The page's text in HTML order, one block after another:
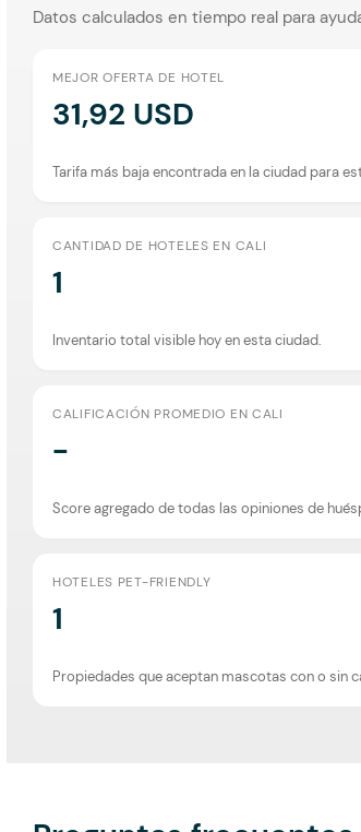
Datos calculados en tiempo real para
MEJOR OFERTA DE HOTEL
31,92 USD
Tarifa más baja encontrada en la ciudad para
CANTIDAD DE HOTELES EN CALI
1
Inventario total visible hoy en esta ciudad.
CALIFICACIÓN PROMEDIO EN CALI
-
Score agregado de todas las opiniones de
HOTELES PET-FRIENDLY
1
Propiedades que aceptan mascotas con o sin